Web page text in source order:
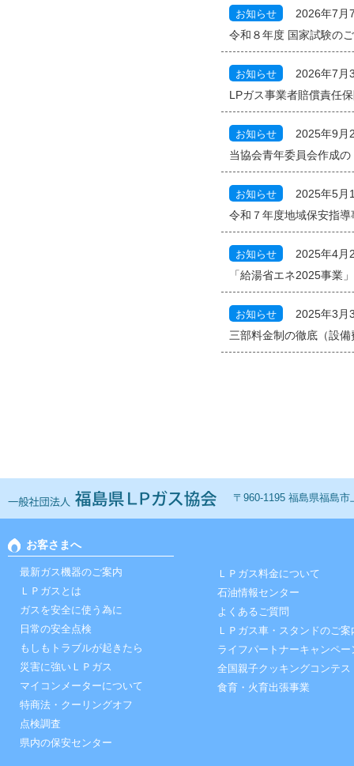
お知らせ 2026年7月
令和８年度 国家試験の
お知らせ 2026年7月
LPガス事業者賠償責任
お知らせ 2025年9月
当協会青年委員会作成
お知らせ 2025年5月
令和７年度地域保安指
お知らせ 2025年4月
「給湯省エネ2025事業
お知らせ 2025年3月
三部料金制の徹底（設
一般社団法人 福島ＬＰ
〒960-1195 福島県福島
お客さまへ
最新ガス機器のご案内
ＬＰガスとは
ガスを安全に使う為に
日常の安全点検
もしもトラブルが起きたら
災害に強いＬＰガス
マイコンメーターについて
特商法・クーリングオフ
点検調査
県内の保安センター
ＬＰガス料金について
石油情報センター
よくあるご質問
ＬＰガス車・スタンドのご案
ライフパートナーキャンペー
全国親子クッキングコンテス
食育・火育出張事業